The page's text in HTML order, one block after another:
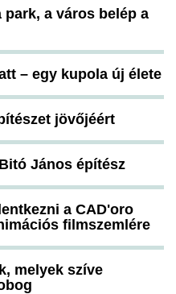
park, a város belép a
– egy kupola új élete
jövőjéért
János építész
a CAD'oro
filmszemlére
melyek szíve